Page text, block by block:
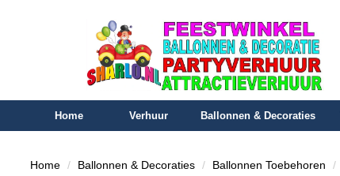
Home Verhuur Ballonnen & Decoraties
Home Ballonnen & Decoraties Ballonnen Toebehoren